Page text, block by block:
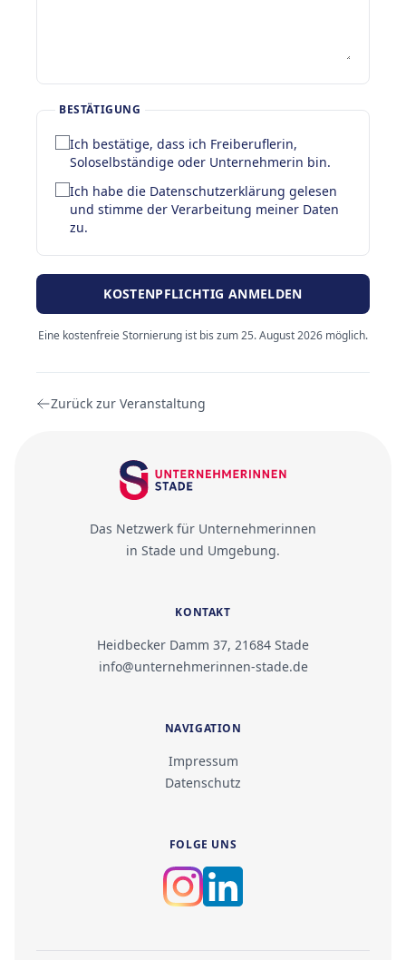
BESTÄTIGUNG
Ich bestätige, dass ich Freiberuflerin,
Soloselbständige oder Unternehmerin bin.
Ich habe die Datenschutzerklärung gelesen
und stimme der Verarbeitung meiner Daten
zu.
KOSTENPFLICHTIG ANMELDEN
Eine kostenfreie Stornierung ist bis zum 25. August 2026 möglich.
Zurück zur Veranstaltung
Das Netzwerk für Unternehmerinnen
in Stade und Umgebung.
KONTAKT
Heidbecker Damm 37, 21684 Stade
info@unternehmerinnen-stade.de
NAVIGATION
Impressum
Datenschutz
FOLGE UNS